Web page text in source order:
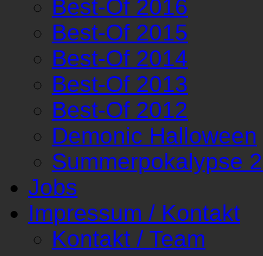
Best-Of 2016
Best-Of 2015
Best-Of 2014
Best-Of 2013
Best-Of 2012
Demonic Halloween
Summerpokalypse
Jobs
Impressum / Kontakt
Kontakt / Team